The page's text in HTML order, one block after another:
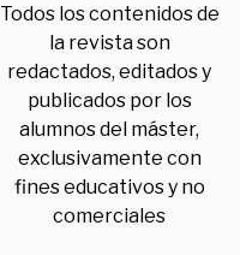
Todos los contenidos de
la revista son
redactados, editados y
publicados por los
alumnos del máster,
exclusivamente con
fines educativos y no
comerciales